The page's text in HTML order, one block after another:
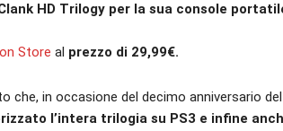
HD Trilogy per la sua console
Store al prezzo di 29,99€.
che, in occasione del decimo anniversario
l’intera trilogia su PS3 e infine